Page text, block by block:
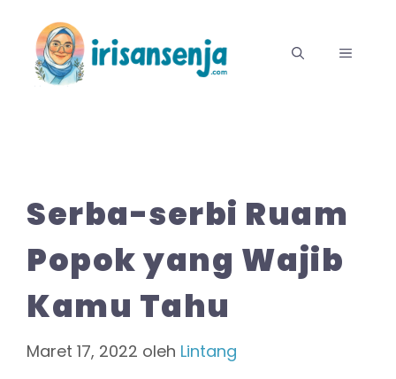
MENU
Serba-serbi Ruam
Popok yang Wajib
Kamu Tahu
Maret 17, 2022 oleh Lintang